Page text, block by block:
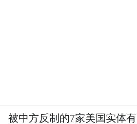
被中方反制的7家美国实体有